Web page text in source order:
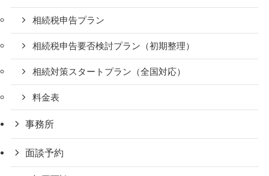
相続税申告プラン
相続税申告要否検討プラン（初期整理）
相続対策スタートプラン（全国対応）
料金表
事務所
面談予約